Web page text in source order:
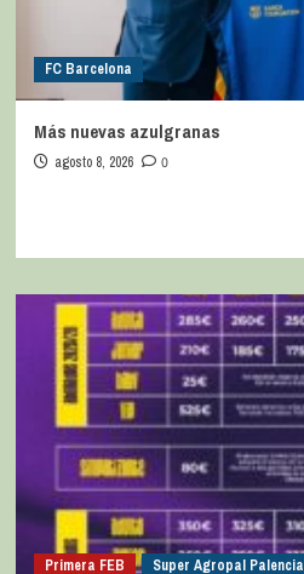
FC Barcelona
Más nuevas azulgranas
agosto 8, 2026 0
Primera FEB Super Agropal Palencia